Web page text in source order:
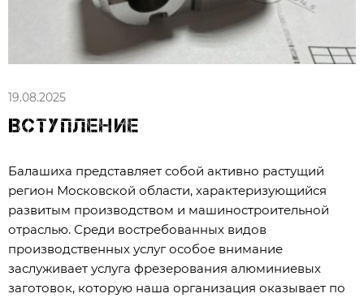
19.08.2025
Вступление
Балашиха представляет собой активно растущий
регион Московской области, характеризующийся
развитым производством и машиностроительной
отраслью. Среди востребованных видов
производственных услуг особое внимание
заслуживает услуга фрезерования алюминиевых
заготовок, которую наша организация оказывает по